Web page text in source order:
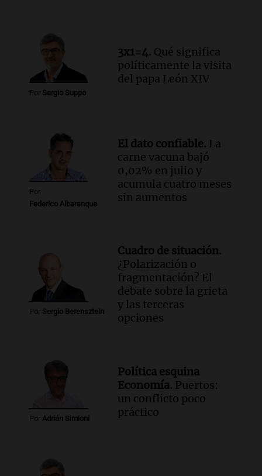
Audio.
Casi 5.000 estudiantes participan
en la segunda edición de Enséñame
Tucumán, el concurso educativo
Panorama Federal
Por Sergio Suppo
3x1=4. Qué significa
políticamente la visita
del papa León XIV
Por
Federico Albarenque
El dato confiable. La
carne vacuna bajó
0,02% en julio y
acumula cuatro meses
sin aumentos
Por Sergio Berensztein
Cuadro de situación.
¿Polarización o
fragmentación? El
debate sobre la grieta
y las terceras
opciones
Por Adrián Simioni
Política esquina
Economía. Puertos:
un conflicto poco
práctico